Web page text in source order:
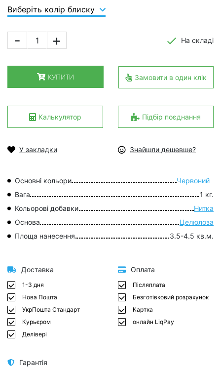
Виберіть колір блиску
- + На складі
КУПИТИ Замовити в один клік
Калькулятор Підбір поєднання
У закладки Знайшли дешевше?
Основні кольори
Червоний
Вага
1 кг.
Кольорові добавки
Нитка
Основа
Целюлоза
Площа нанесення
3.5-4.5 кв.м.
Доставка
1-3 дня
Нова Пошта
УкрПошта Стандарт
Курьєром
Делівері
Оплата
Післяплата
Безготівковий розрахунок
Картка
онлайн LiqPay
Гарантія